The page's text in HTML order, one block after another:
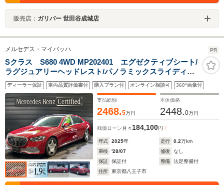
販売店： ガリバー 世田谷成城店
メルセデス・マイバッハ PR
Sクラス S680 4WD MP202401 エグゼクティブシート/
ラグジュアリーヘッドレスト/パノラミックスライディン
グルーフ/リラクゼーション/ダブルサンバイザ
ー/Burmesterサウンド/後部座席モニター/ワイヤレスチャ
ージング
ディーラー保証 車両品質評価書付 購入プラン付 オンライン相談可 360°画像付
支払総額
2468.5万円
本体価格
2448.0万円
残価ローン 月々184,100円
年式 2025年 走行 0.2万km
車検
'28/07 修復
なし
保証
保証付 整備
法定整備付
住所
東京都八王子市